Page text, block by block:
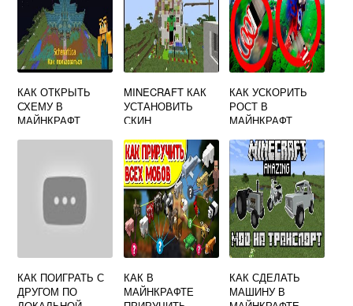
КАК ОТКРЫТЬ
СХЕМУ В
МАЙНКРАФТ
MINECRAFT КАК
УСТАНОВИТЬ
СКИН
КАК УСКОРИТЬ
РОСТ В
МАЙНКРАФТ
КАК ПОИГРАТЬ С
ДРУГОМ ПО
КАК В
МАЙНКРАФТЕ
КАК СДЕЛАТЬ
МАШИНУ В